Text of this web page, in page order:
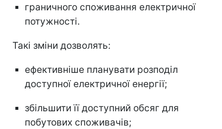
граничного споживання електричної
потужності.
Такі зміни дозволять:
ефективніше планувати розподіл
доступної електричної енергії;
збільшити її доступний обсяг для
побутових споживачів;